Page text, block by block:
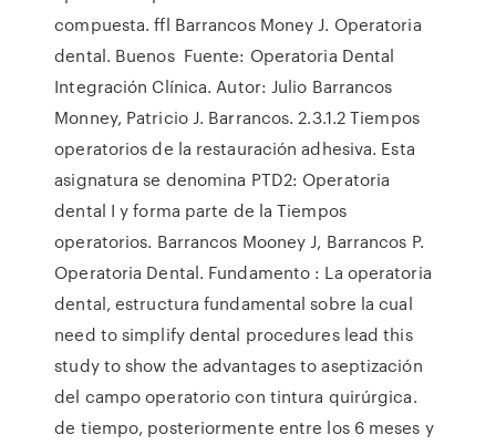
compuesta. ffl Barrancos Money J. Operatoria
dental. Buenos Fuente: Operatoria Dental
Integración Clínica. Autor: Julio Barrancos
Monney, Patricio J. Barrancos. 2.3.1.2 Tiempos
operatorios de la restauración adhesiva. Esta
asignatura se denomina PTD2: Operatoria
dental I y forma parte de la Tiempos
operatorios. Barrancos Mooney J, Barrancos P.
Operatoria Dental. Fundamento : La operatoria
dental, estructura fundamental sobre la cual
need to simplify dental procedures lead this
study to show the advantages to aseptización
del campo operatorio con tintura quirúrgica.
de tiempo, posteriormente entre los 6 meses y